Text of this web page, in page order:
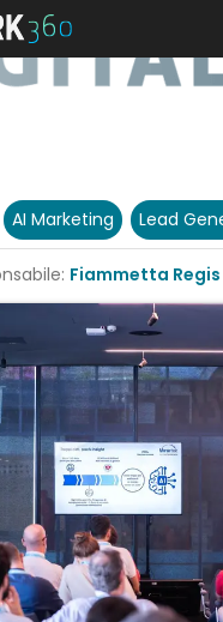
AI Marketing Lead
Fiammetta Regis